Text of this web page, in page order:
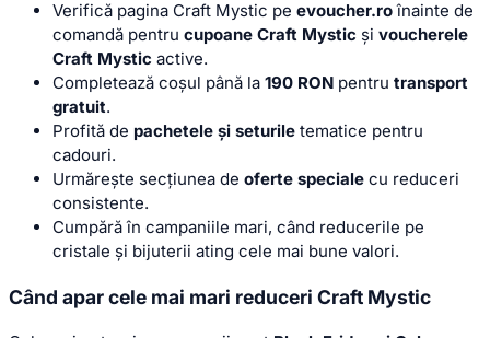
Verifică pagina Craft Mystic pe evoucher.roînainte de
comandă pentru cupoane Craft Mystic și voucherele
Craft Mystic active.
Completează coșul până la 190 RON pentru transport
gratuit.
Profită de pachetele și seturile tematice pentru
cadouri.
Urmărește secțiunea de oferte speciale cu reduceri
consistente.
Cumpără în campaniile mari, când reducerile pe
cristale și bijuterii ating cele mai bune valori.
Când apar cele mai mari reduceri Craft Mystic